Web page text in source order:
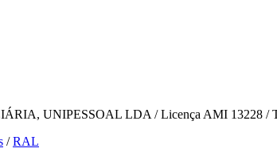
UNIPESSOAL LDA / Licença AMI 13228 /
/RAL